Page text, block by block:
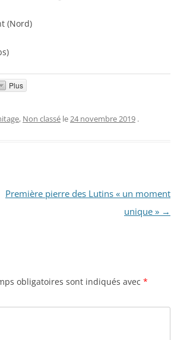
(Nord)
Plus
, Non classé le24 novembre 2019 .
Première pierre des Lutins « un moment
unique » →
obligatoires sont indiqués avec *